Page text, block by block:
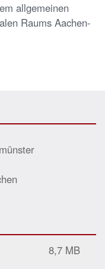
allgemeinen
Raums Aachen-
8,7 MB